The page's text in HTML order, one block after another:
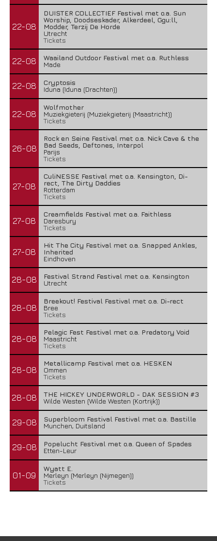
22-08
DUISTER COLLECTIEF Festival met o.a. Sun
Worship, Doodseskader, Alkerdeel, Ggu:ll,
Modder, Terzij De Horde
Utrecht
Tickets
22-08
Waailand Outdoor Festival met o.a. Ruthless
Made
22-08
Cryptosis
Iduna (Iduna (Drachten))
22-08
Wolfmother
Muziekgieterij (Muziekgieterij (Maastricht))
Tickets
26-08
Rock en Seine Festival met o.a. Nick Cave & the
Bad Seeds, Deftones, Interpol
Parijs
Tickets
27-08
CuliNESSE Festival met o.a. Kensington, Di-
rect, The Dirty Daddies
Rotterdam
Tickets
27-08
Creamfields Festival met o.a. Faithless
Daresbury
Tickets
27-08
Hit The City Festival met o.a. Snapped Ankles,
Inherited
Eindhoven
28-08
Festival Strand Festival met o.a. Kensington
Utrecht
28-08
Breekout! Festival Festival met o.a. Di-rect
Bree
Tickets
28-08
Pelagic Fest Festival met o.a. Predatory Void
Maastricht
Tickets
28-08
Metallicamp Festival met o.a. HESKEN
Ommen
Tickets
28-08
THE HICKEY UNDERWORLD - DAK SESSION #3
Wilde Westen (Wilde Westen (Kortrijk))
29-08
Superbloom Festival Festival met o.a. Bastille
Munchen, Duitsland
29-08
Popelucht Festival met o.a. Queen of Spades
Etten-Leur
01-09
Wyatt E.
Merleyn (Merleyn (Nijmegen))
Tickets